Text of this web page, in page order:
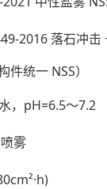
2016 落石冲击
统一 NSS）
，pH=6.5～7.2
雾